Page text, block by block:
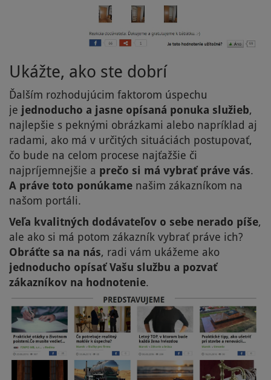
Ukážte, ako ste dobrí
Ďalším rozhodujúcim faktorom úspechu
je jednoducho a jasne opísaná ponuka služieb,
najlepšie s peknými obrázkami alebo napríklad aj
radami, ako má v určitých situáciách postupovať,
čo bude na celom procese najťažšie či
najpríjemnejšie a prečo si má vybrať práve vás.
A práve toto ponúkame našim zákazníkom na
našom portáli.
Veľa kvalitných dodávateľov o sebe nerado píše,
ale ako si má potom zákazník vybrať práve ich?
Obráťte sa na nás, radi vám ukážeme ako
jednoducho opísať Vašu službu a pozvať
zákazníkov na hodnotenie.